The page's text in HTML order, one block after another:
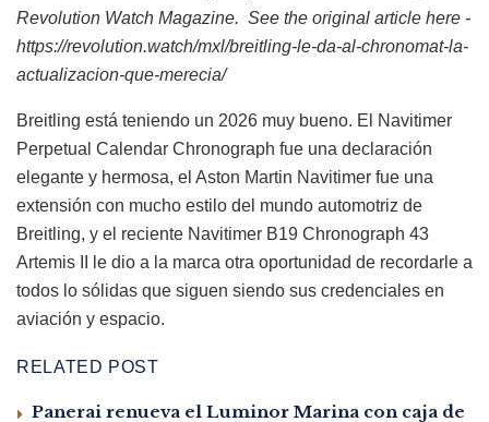
Revolution Watch Magazine. See the original article here -
https://revolution.watch/mxl/breitling-le-da-al-chronomat-la-
actualizacion-que-merecia/
Breitling está teniendo un 2026 muy bueno. El Navitimer
Perpetual Calendar Chronograph fue una declaración
elegante y hermosa, el Aston Martin Navitimer fue una
extensión con mucho estilo del mundo automotriz de
Breitling, y el reciente Navitimer B19 Chronograph 43
Artemis II le dio a la marca otra oportunidad de recordarle a
todos lo sólidas que siguen siendo sus credenciales en
aviación y espacio.
RELATED POST
Panerai renueva el Luminor Marina con caja de